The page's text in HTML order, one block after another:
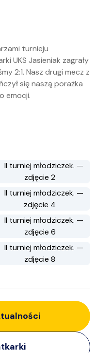
turnieju
UKS Jasieniak zagrały
2:1. Nasz drugi mecz z
się naszą porażka
emocji.